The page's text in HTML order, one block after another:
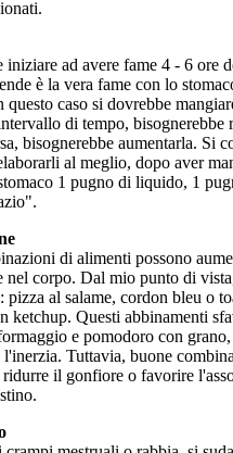
iniziare ad avere fame 4 - 6 ore
è la vera fame con lo
questo caso si dovrebbe
di tempo, bisognerebbe
bisognerebbe aumentarla. Si
al meglio, dopo aver
1 pugno di liquido, 1
di alimenti possono
nel corpo. Dal mio punto di
pizza al salame, cordon bleu o
ketchup. Questi abbinamenti
e pomodoro con
l'inerzia. Tuttavia, buone
ridurre il gonfiore o favorire